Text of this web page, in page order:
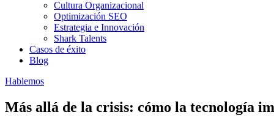
Cultura Organizacional
Optimización SEO
Estrategia e Innovación
Shark Talents
Casos de éxito
Blog
Hablemos
Más allá de la crisis: cómo la tecnología